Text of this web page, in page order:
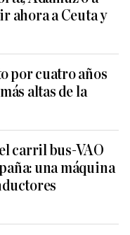
ahora a Ceuta y
por cuatro años
altas de la
carril bus-VAO
una máquina